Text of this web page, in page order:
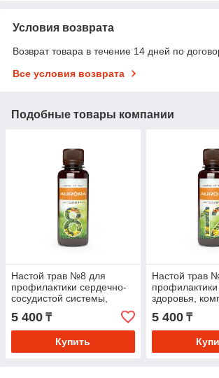
Условия возврата
Возврат товара в течение 14 дней по
Все условия возврата
Подобные товары компании
Настой трав №8 для
профилактики сердечно-
сосудистой системы,
компания Аврора
5 400 ₸
Купить
Настой трав
здоровья,
5 400₸